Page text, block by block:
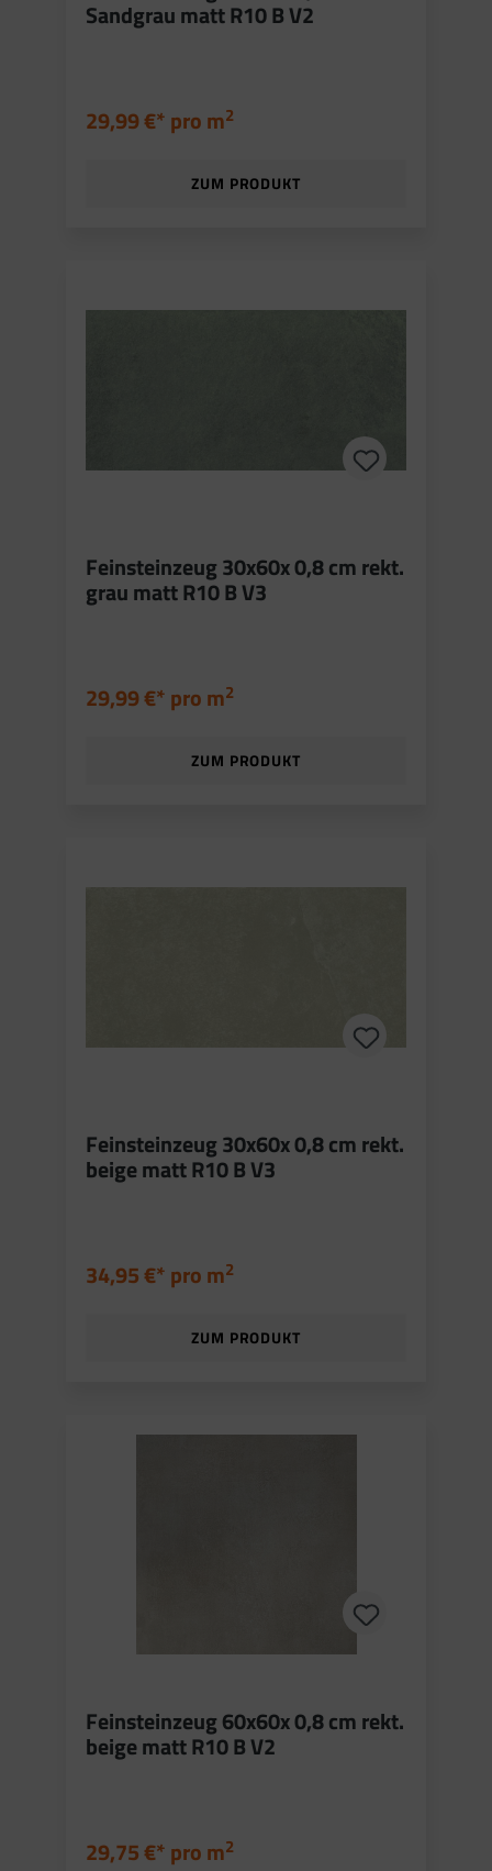
Sandgrau matt R10 B V2
29,99 €* pro m2
ZUM PRODUKT
Feinsteinzeug 30x60x 0,8 cm rekt.
grau matt R10 B V3
29,99 €* pro m2
ZUM PRODUKT
Feinsteinzeug 30x60x 0,8 cm rekt.
beige matt R10 B V3
34,95 €* pro m2
ZUM PRODUKT
Feinsteinzeug 60x60x 0,8 cm rekt.
beige matt R10 B V2
29,75 €* pro m2